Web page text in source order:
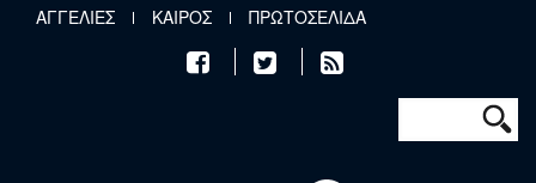
Παράκαμψη προς το κυρίως περιεχόμενο
ΑΓΓΕΛΙΕΣ ΚΑΙΡΟΣ ΠΡΩΤΟΣΕΛΙΔΑ
Φόρμα
Αναζήτηση